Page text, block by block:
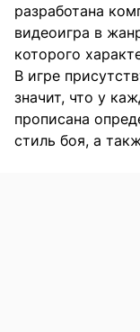
разработана
видеоигра в
которого
В игре
значит, что у
прописана
стиль боя, а